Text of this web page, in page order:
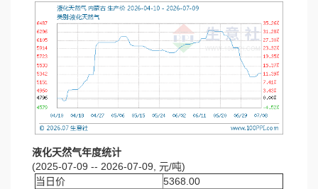
液化天然气年度统计
(2025-07-09 -- 2026-07-09, 元/吨)
当日价
5368.00